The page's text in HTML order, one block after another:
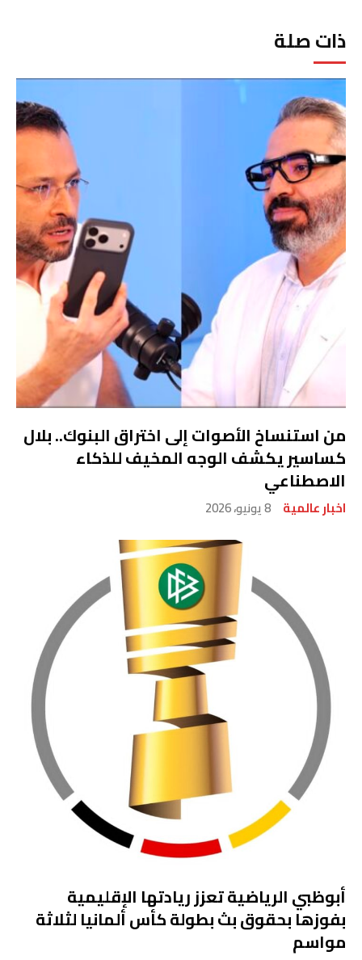
ذات صلة
من استنساخ الأصوات إلى اختراق البنوك.. بلال
كساسير يكشف الوجه المخيف للذكاء
الاصطناعي
اخبار عالمية 8 يونيو، 2026
أبوظبي الرياضية تعزز ريادتها الإقليمية
بفوزها بحقوق بث بطولة كأس ألمانيا لثلاثة
مواسم